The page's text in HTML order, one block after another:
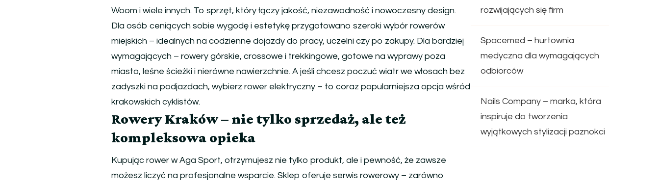
Woom i wiele innych. To sprzęt, który łączy jakość, niezawodność i nowoczesny design.
Dla osób ceniących sobie wygodę i estetykę przygotowano szeroki wybór rowerów
miejskich – idealnych na codzienne dojazdy do pracy, uczelni czy po zakupy. Dla bardziej
wymagających – rowery górskie, crossowe i trekkingowe, gotowe na wyprawy poza
miasto, leśne ścieżki i nierówne nawierzchnie. A jeśli chcesz poczuć wiatr we włosach bez
zadyszki na podjazdach, wybierz rower elektryczny – to coraz popularniejsza opcja wśród
krakowskich cyklistów.
Rowery Kraków – nie tylko sprzedaż, ale też
kompleksowa opieka
Kupując rower w Aga Sport, otrzymujesz nie tylko produkt, ale i pewność, że zawsze
możesz liczyć na profesjonalne wsparcie. Sklep oferuje serwis rowerowy – zarówno
rozwijających się firm
Spacemed – hurtownia
medyczna dla wymagających
odbiorców
Nails Company – marka, która
inspiruje do tworzenia
wyjątkowych stylizacji paznokci